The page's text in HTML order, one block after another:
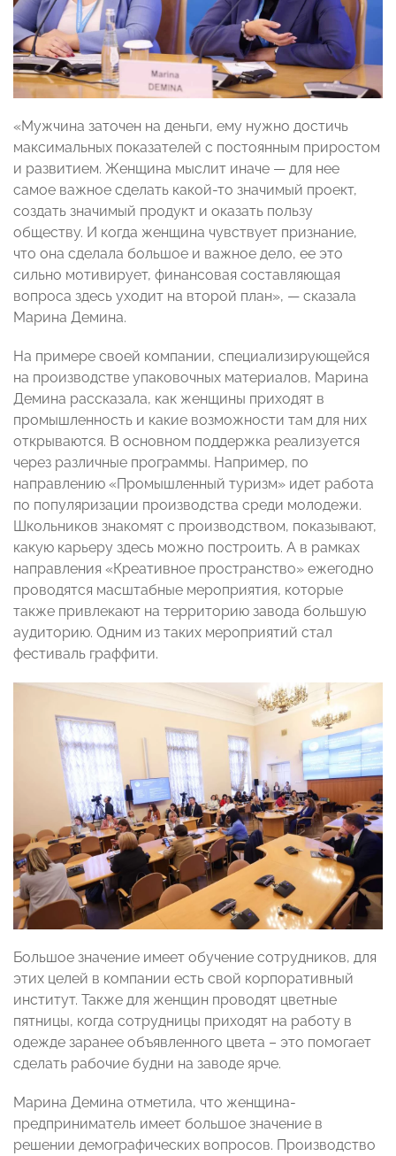
«Мужчина заточен на деньги, ему нужно достичь
максимальных показателей с постоянным приростом
и развитием. Женщина мыслит иначе — для нее
самое важное сделать какой-то значимый проект,
создать значимый продукт и оказать пользу
обществу. И когда женщина чувствует признание,
что она сделала большое и важное дело, ее это
сильно мотивирует, финансовая составляющая
вопроса здесь уходит на второй план», — сказала
Марина Демина.
На примере своей компании, специализирующейся
на производстве упаковочных материалов, Марина
Демина рассказала, как женщины приходят в
промышленность и какие возможности там для них
открываются. В основном поддержка реализуется
через различные программы. Например, по
направлению «Промышленный туризм» идет работа
по популяризации производства среди молодежи.
Школьников знакомят с производством, показывают,
какую карьеру здесь можно построить. А в рамках
направления «Креативное пространство» ежегодно
проводятся масштабные мероприятия, которые
также привлекают на территорию завода большую
аудиторию. Одним из таких мероприятий стал
фестиваль граффити.
Большое значение имеет обучение сотрудников, для
этих целей в компании есть свой корпоративный
институт. Также для женщин проводят цветные
пятницы, когда сотрудницы приходят на работу в
одежде заранее объявленного цвета – это помогает
сделать рабочие будни на заводе ярче.
Марина Демина отметила, что женщина-
предприниматель имеет большое значение в
решении демографических вопросов. Производство